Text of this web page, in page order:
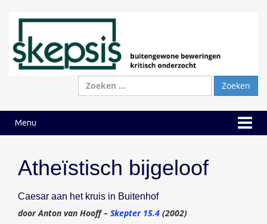
Zoeken
naar:
Menu
Atheïstisch bijgeloof
Caesar aan het kruis in Buitenhof
door Anton van Hooff – Skepter 15.4 (2002)